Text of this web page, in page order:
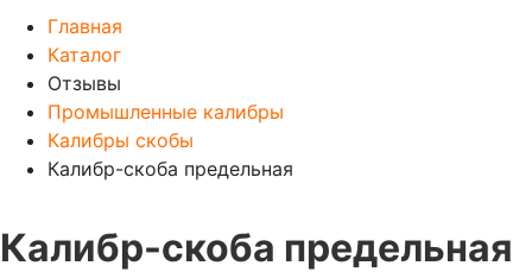
Главная
Каталог
Отзывы
Промышленные калибры
Калибры скобы
Калибр-скоба предельная
Калибр-скоба предельная